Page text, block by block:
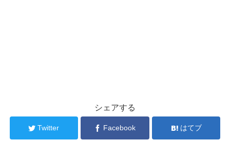
シェアする
Twitter Facebook はてブ